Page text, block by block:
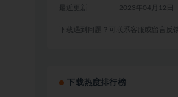
最近更新 2023年04月12日
下载遇到问题？可联系客服或留言反馈
下载热度排行榜